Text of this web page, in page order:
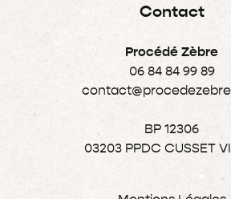
Contact
Procédé Zèbre
06 84 84 99 89
BP 12306
03203 PPDC CUSSET